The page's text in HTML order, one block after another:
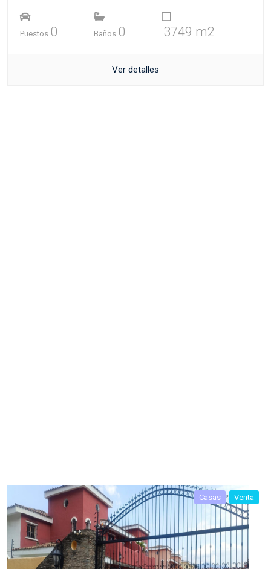
Puestos 0 Baños 0 3749 m2
Ver detalles
Casas Venta